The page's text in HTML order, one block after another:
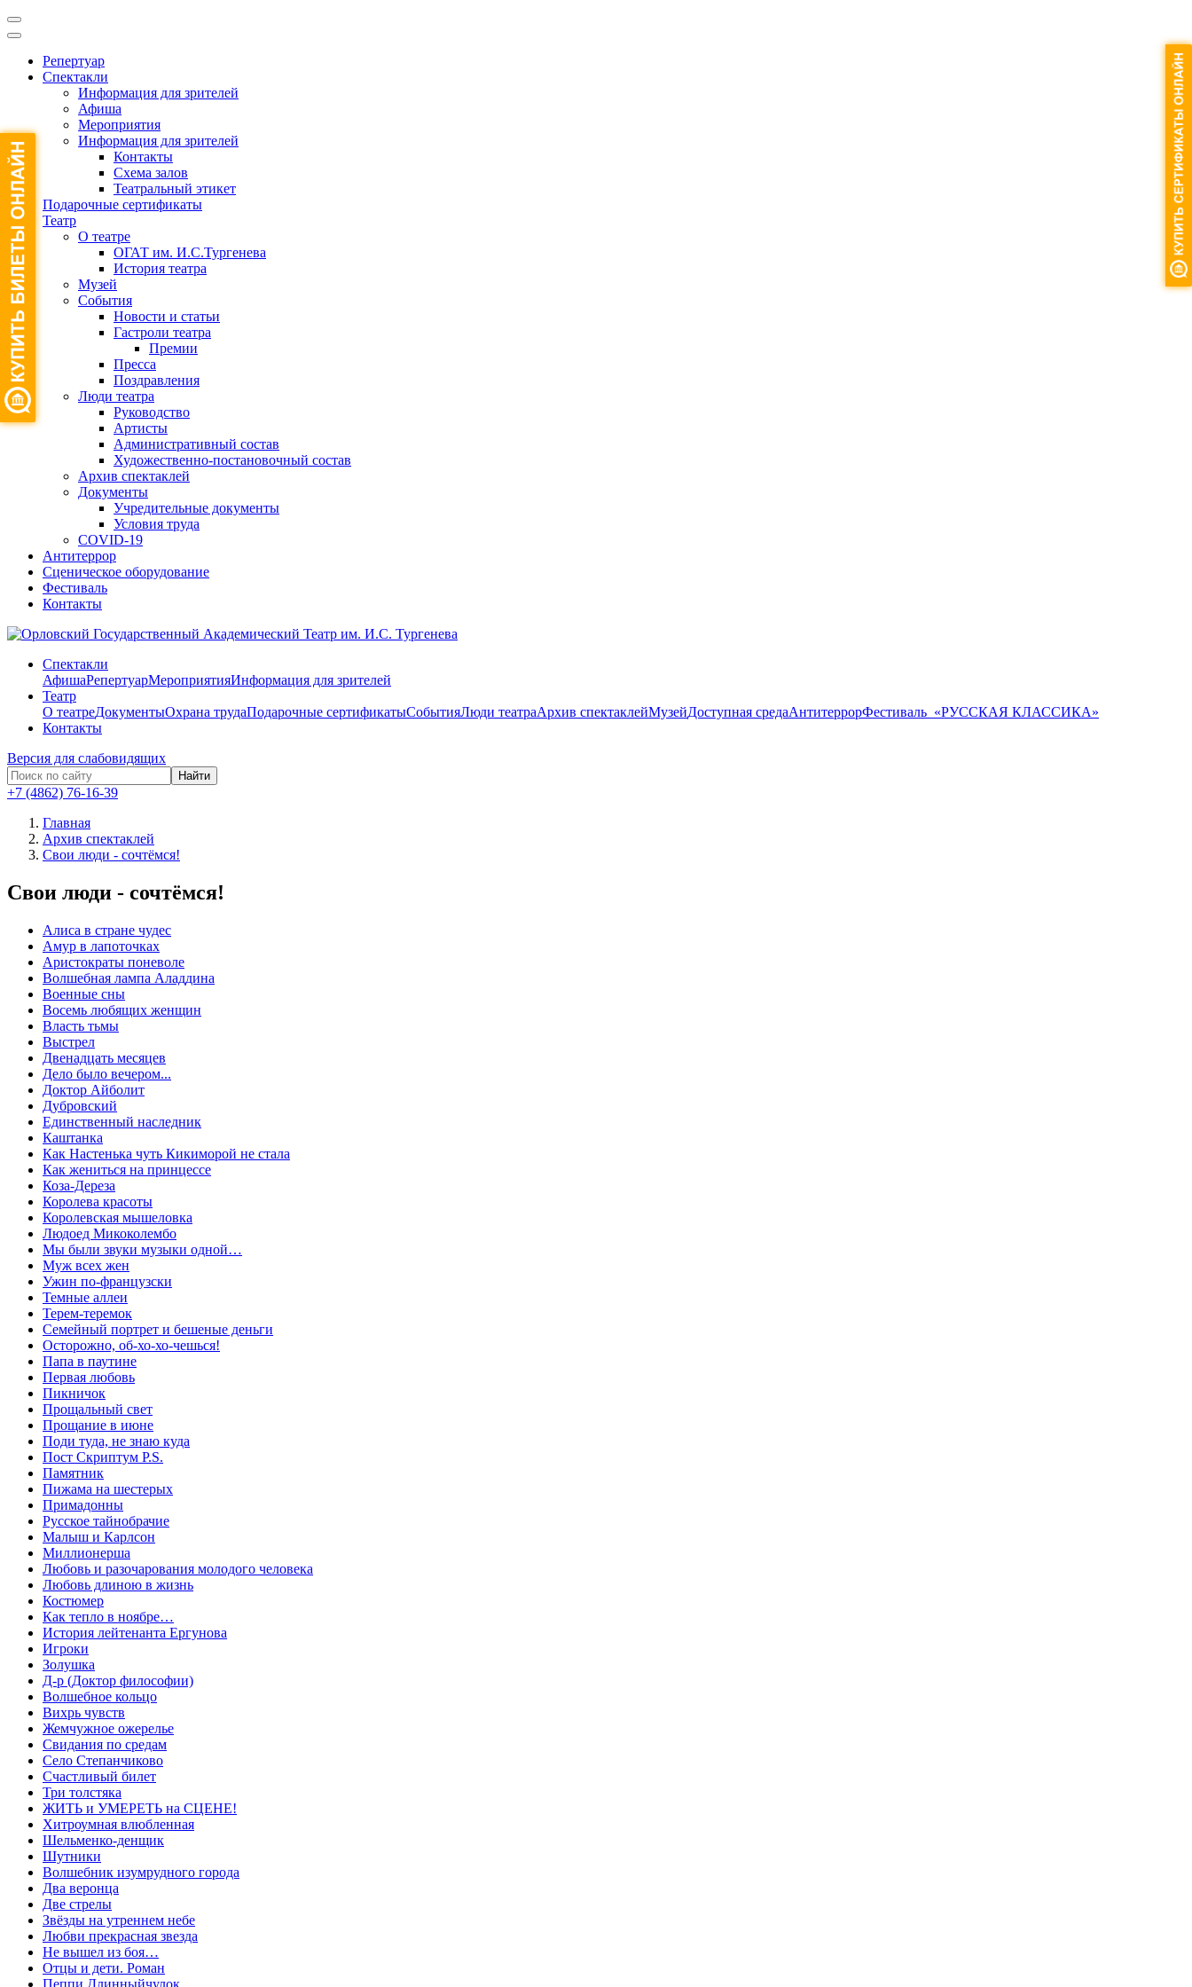
Репертуар
Спектакли
Информация для зрителей
Афиша
Мероприятия
Информация для зрителей
Контакты
Схема залов
Театральный этикет
Подарочные сертификаты
Театр
О театре
ОГАТ им. И.С.Тургенева
История театра
Музей
События
Новости и статьи
Гастроли театра
Премии
Пресса
Поздравления
Люди театра
Руководство
Артисты
Административный состав
Художественно-постановочный состав
Архив спектаклей
Документы
Учредительные документы
Условия труда
COVID-19
Антитеррор
Сценическое оборудование
Фестиваль
Контакты
Спектакли
АфишаРепертуарМероприятияИнформация для зрителей
Театр
О театреДокументыОхрана трудаПодарочные сертификатыСобытияЛюди театраАрхив спектаклейМузейДоступная средаАнтитеррорФестиваль ​ «РУССКАЯ КЛАССИКА»
Контакты
Версия для слабовидящих
Найти
+7 (4862) 76-16-39
Главная
Архив спектаклей
Свои люди - сочтёмся!
Свои люди - сочтёмся!
Алиса в стране чудес
Амур в лапоточках
Аристократы поневоле
Волшебная лампа Аладдина
Военные сны
Восемь любящих женщин
Власть тьмы
Выстрел
Двенадцать месяцев
Дело было вечером...
Доктор Айболит
Дубровский
Единственный наследник
Каштанка
Как Настенька чуть Кикиморой не стала
Как жениться на принцессе
Коза-Дереза
Королева красоты
Королевская мышеловка
Людоед Микоколембо
Мы были звуки музыки одной…
Муж всех жен
Ужин по-французски
Темные аллеи
Терем-теремок
Семейный портрет и бешеные деньги
Осторожно, об-хо-хо-чешься!
Папа в паутине
Первая любовь
Пикничок
Прощальный свет
Прощание в июне
Поди туда, не знаю куда
Пост Скриптум P.S.
Памятник
Пижама на шестерых
Примадонны
Русское тайнобрачие
Малыш и Карлсон
Миллионерша
Любовь и разочарования молодого человека
Любовь длиною в жизнь
Костюмер
Как тепло в ноябре…
История лейтенанта Ергунова
Игроки
Золушка
Д-р (Доктор философии)
Волшебное кольцо
Вихрь чувств
Жемчужное ожерелье
Свидания по средам
Село Степанчиково
Счастливый билет
Три толстяка
ЖИТЬ и УМЕРЕТЬ на СЦЕНЕ!
Хитроумная влюбленная
Шельменко-денщик
Шутники
Волшебник изумрудного города
Два веронца
Две стрелы
Звёзды на утреннем небе
Любви прекрасная звезда
Не вышел из боя…
Отцы и дети. Роман
Пеппи Длинныйчулок